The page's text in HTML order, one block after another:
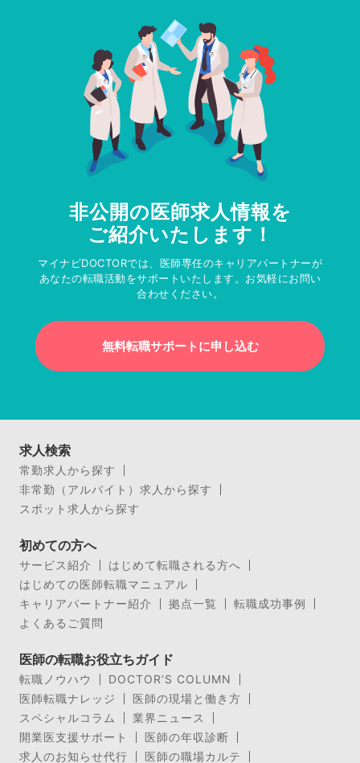
非公開の医師求人情報を
ご紹介いたします！
マイナビDOCTORでは、医師専任のキャリアパートナーが
あなたの転職活動をサポートいたします。お気軽にお問い
合わせください。
無料転職サポートに申し込む
求人検索
常勤求人から探す
非常勤（アルバイト）求人から探す
スポット求人から探す
初めての方へ
サービス紹介
はじめて転職される方へ
はじめての医師転職マニュアル
キャリアパートナー紹介
拠点一覧
転職成功事例
よくあるご質問
医師の転職お役立ちガイド
転職ノウハウ
DOCTOR’S COLUMN
医師転職ナレッジ
医師の現場と働き方
スペシャルコラム
業界ニュース
開業医支援サポート
医師の年収診断
求人のお知らせ代行
医師の職場カルテ